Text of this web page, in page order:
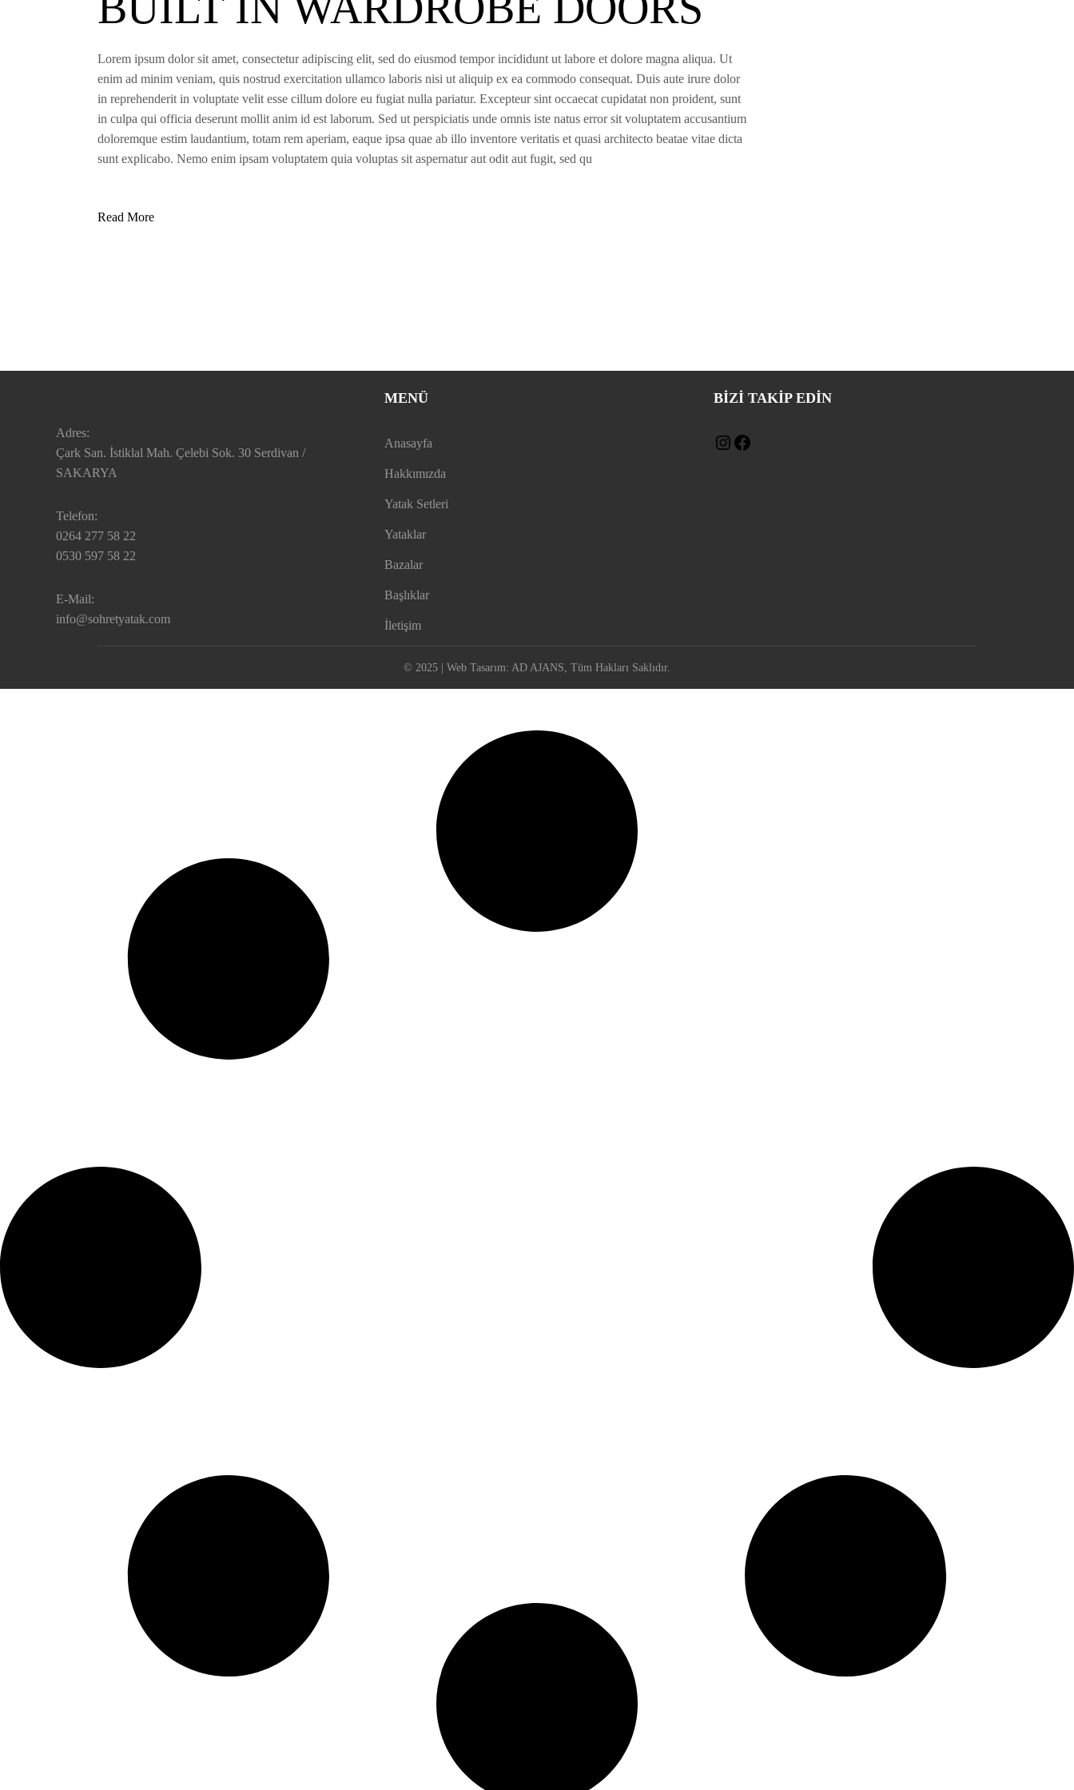
Lorem ipsum dolor sit amet, consectetur adipiscing elit, sed do eiusmod tempor incididunt ut labore et dolore magna aliqua. Ut
enim ad minim veniam, quis nostrud exercitation ullamco laboris nisi ut aliquip ex ea commodo consequat. Duis aute irure dolor
in reprehenderit in voluptate velit esse cillum dolore eu fugiat nulla pariatur. Excepteur sint occaecat cupidatat non proident, sunt
in culpa qui officia deserunt mollit anim id est laborum. Sed ut perspiciatis unde omnis iste natus error sit voluptatem accusantium
doloremque estim laudantium, totam rem aperiam, eaque ipsa quae ab illo inventore veritatis et quasi architecto beatae vitae dicta
sunt explicabo. Nemo enim ipsam voluptatem quia voluptas sit aspernatur aut odit aut fugit, sed qu
Read More
Adres:
Çark San. İstiklal Mah. Çelebi Sok. 30 Serdivan /
SAKARYA
Telefon:
0264 277 58 22
0530 597 58 22
E-Mail:
info@sohretyatak.com
MENÜ
Anasayfa
Hakkımızda
Yatak Setleri
Yataklar
Bazalar
Başlıklar
İletişim
BIZI TAKIP EDİN
Instagram
© 2025 | Web Tasarım: AD AJANS, Tüm Hakları Saklıdır.